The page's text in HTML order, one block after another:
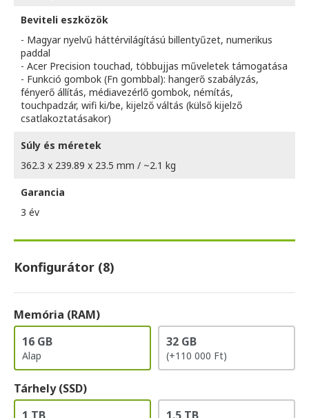
Beviteli eszközök
- Magyar nyelvű háttérvilágítású billentyűzet, numerikus
paddal
- Acer Precision touchad, többujjas műveletek támogatása
- Funkció gombok (Fn gombbal): hangerő szabályzás,
fényerő állítás, médiavezérlő gombok, némítás,
touchpadzár, wifi ki/be, kijelző váltás (külső kijelző
csatlakoztatásakor)
Súly és méretek
362.3 x 239.89 x 23.5 mm / ~2.1 kg
Garancia
3 év
Konfigurátor (8)
Memória (RAM)
16 GB
Alap
32 GB
(+110 000 Ft)
Tárhely (SSD)